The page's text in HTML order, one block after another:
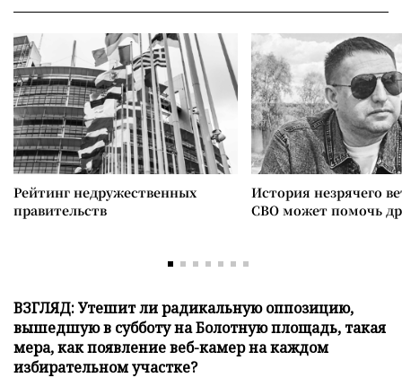
Рейтинг недружественных
правительств
История незрячего
СВО может помочь
ВЗГЛЯД: Утешит ли радикальную оппозицию,
вышедшую в субботу на Болотную площадь, такая
мера, как появление веб-камер на каждом
избирательном участке?